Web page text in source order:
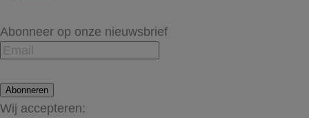
Abonneer op onze nieuwsbrief
Abonneren
Wij accepteren: